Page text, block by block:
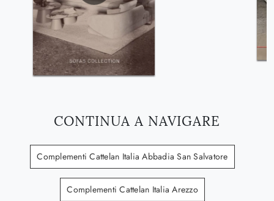
CONTINUA A NAVIGARE
Complementi Cattelan Italia Abbadia San Salvatore
Complementi Cattelan Italia Arezzo